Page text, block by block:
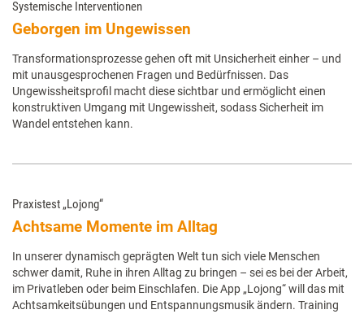
Systemische Interventionen
Geborgen im Ungewissen
Transformationsprozesse gehen oft mit Unsicherheit einher – und
mit unausgesprochenen Fragen und Bedürfnissen. Das
Ungewissheitsprofil macht diese sichtbar und ermöglicht einen
konstruktiven Umgang mit Ungewissheit, sodass Sicherheit im
Wandel entstehen kann.
Praxistest „Lojong“
Achtsame Momente im Alltag
In unserer dynamisch geprägten Welt tun sich viele Menschen
schwer damit, Ruhe in ihren Alltag zu bringen – sei es bei der Arbeit,
im Privatleben oder beim Einschlafen. Die App „Lojong“ will das mit
Achtsamkeitsübungen und Entspannungsmusik ändern. Training